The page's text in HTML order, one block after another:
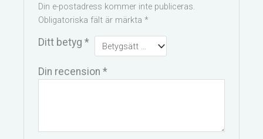
Din e-postadress kommer inte publiceras.
Obligatoriska fält är märkta*
Ditt betyg*
Din recension*